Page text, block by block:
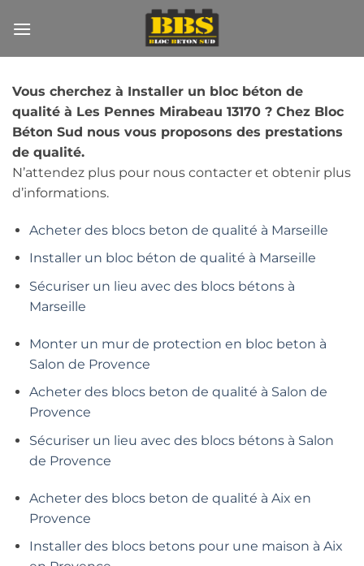
au
Vous cherchez à Installer un bloc béton de
qualité à Les Pennes Mirabeau 13170 ? Chez Bloc
Béton Sud nous vous proposons des prestations
de qualité.
N’attendez plus pour nous contacter et obtenir plus
d’informations.
Acheter des blocs beton de qualité à Marseille
Installer un bloc béton de qualité à Marseille
Sécuriser un lieu avec des blocs bétons à
Marseille
Monter un mur de protection en bloc beton à
Salon de Provence
Acheter des blocs beton de qualité à Salon de
Provence
Sécuriser un lieu avec des blocs bétons à Salon
de Provence
Acheter des blocs beton de qualité à Aix en
Provence
Installer des blocs betons pour une maison à Aix